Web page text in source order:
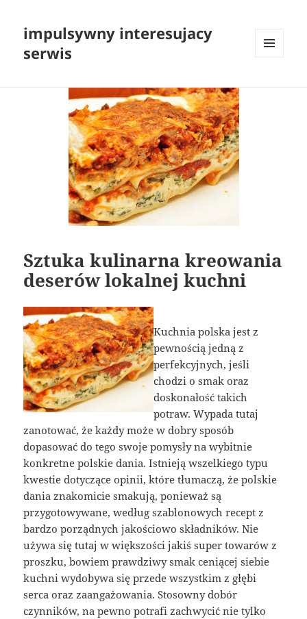
impulsywny interesujacy
serwis
Sztuka kulinarna kreowania
deserów lokalnej kuchni
Kuchnia polska jest z
pewnością jedną z
perfekcyjnych, jeśli
chodzi o smak oraz
doskonałość takich
potraw. Wypada tutaj
zanotować, że każdy może w dobry sposób
dopasować do tego swoje pomysły na wybitnie
konkretne polskie dania. Istnieją wszelkiego typu
kwestie dotyczące opinii, które tłumaczą, że polskie
dania znakomicie smakują, ponieważ są
przygotowywane, według szablonowych recept z
bardzo porządnych jakościowo składników. Nie
używa się tutaj w większości jakiś super towarów z
proszku, bowiem prawdziwy smak ceniącej siebie
kuchni wydobywa się przede wszystkim z głębi
serca oraz zaangażowania. Stosowny dobór
czynników, na pewno potrafi zachwycić nie tylko